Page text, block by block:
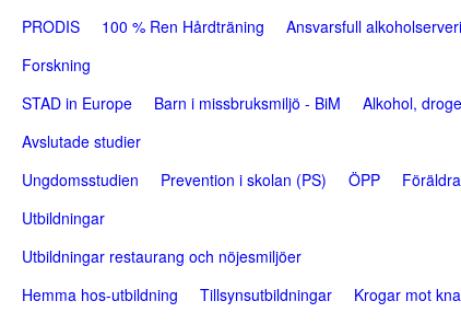
o
m
s
h
n
a
v
PRODIS
100 % Ren Hårdträning
Ansvarsfull
Forskning
STAD in Europe
Barn i missbruksmiljö - BiM Alkohol,
Avslutade studier
Ungdomsstudien
Prevention i skolan (PS) ÖPP
Utbildningar
Utbildningar restaurang och nöjesmiljöer
Hemma hos-utbildning
Tillsynsutbildningar Krogar mot